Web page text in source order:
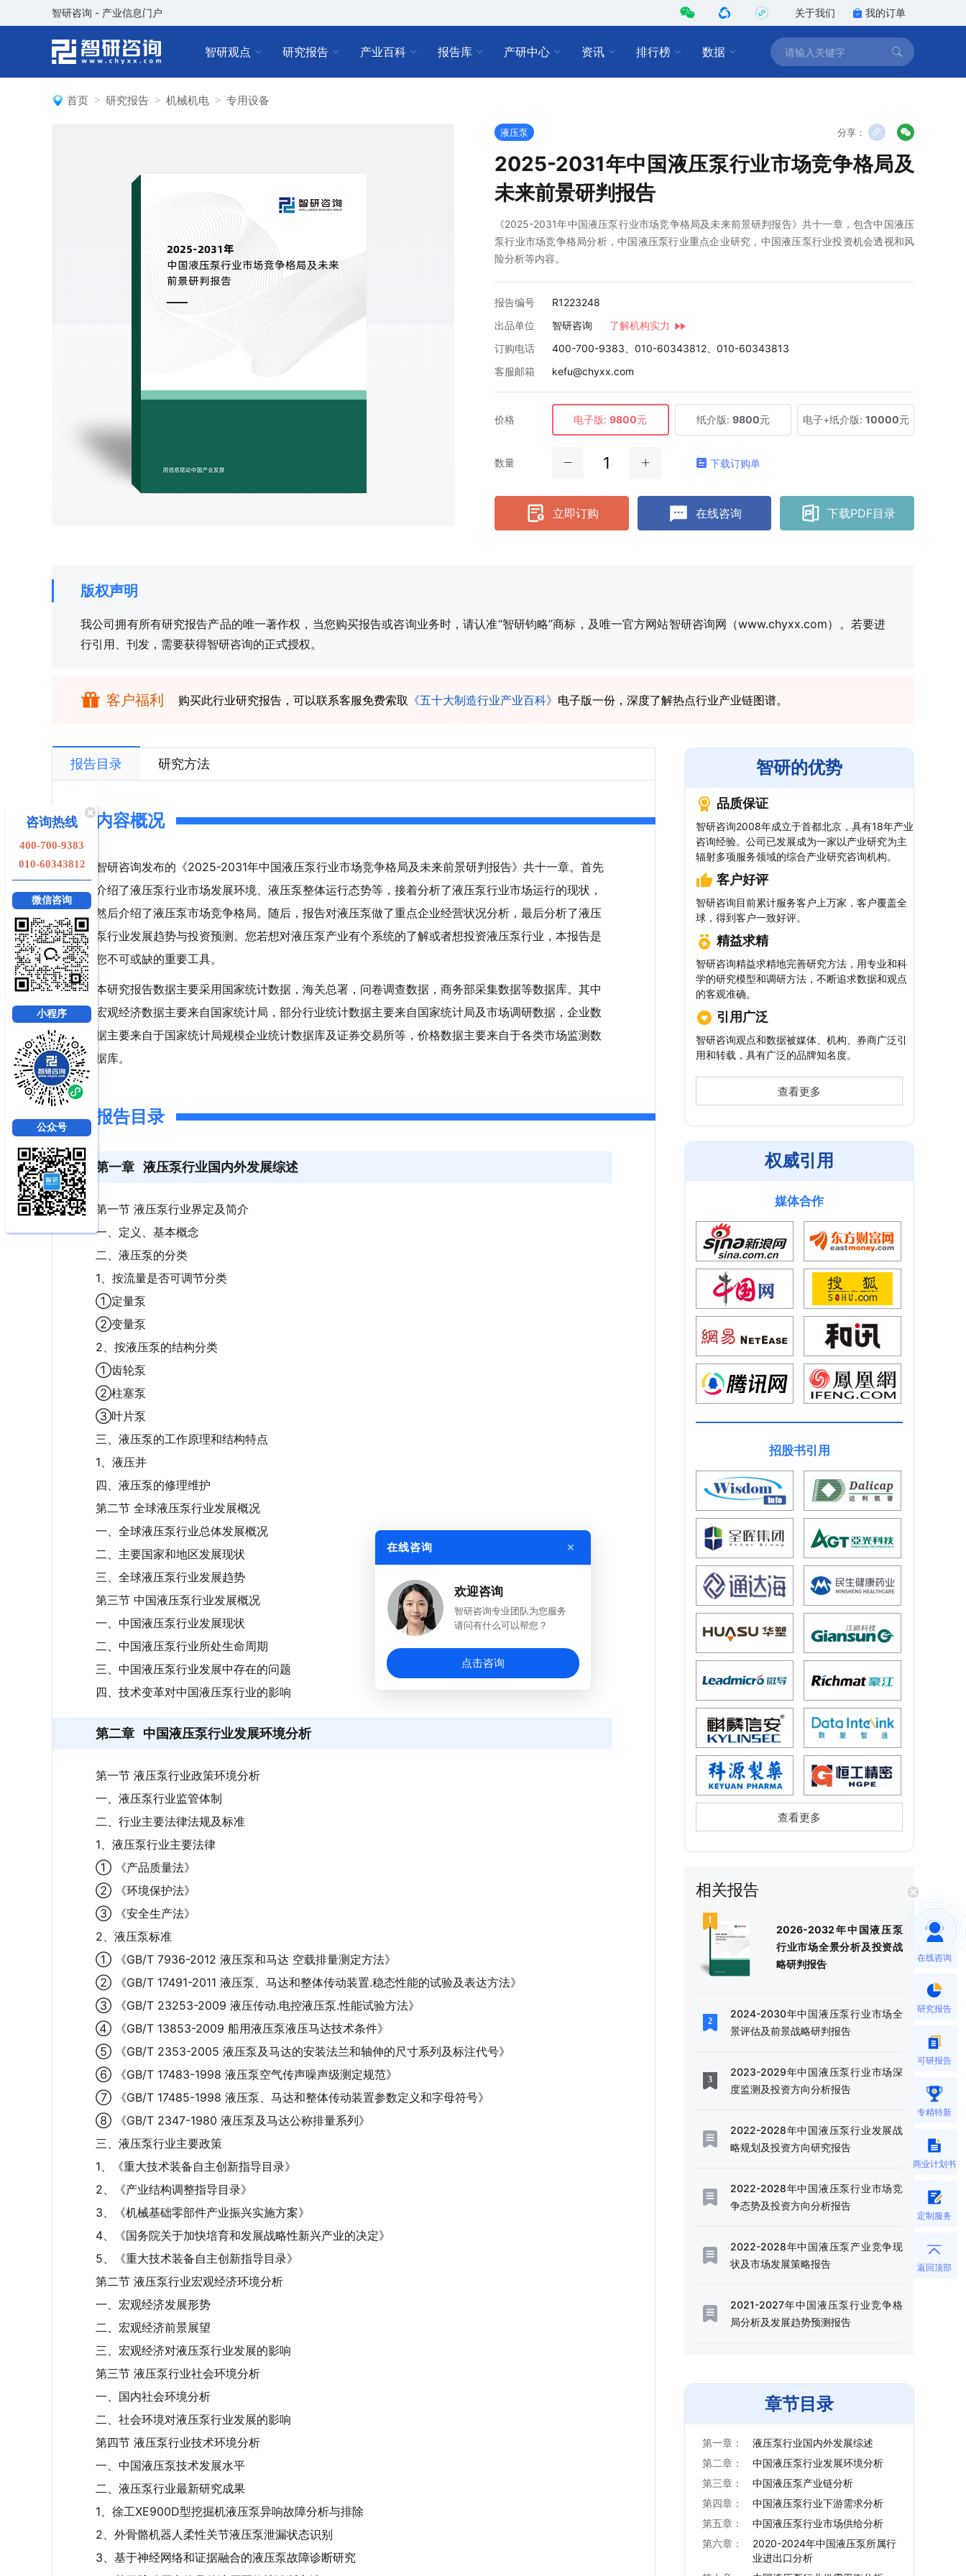
智研咨询 - 产业信息门户 关于我们 我的订单
智研观点 研究报告 产业百科 报告库 产研中心 资讯 排行榜 数据
首页 研究报告 机械机电 专用设备
液压泵 分享：
2025-2031年中国液压泵行业市场竞争格局及
未来前景研判报告
《2025-2031年中国液压泵行业市场竞争格局及未来前景研判报告》共十一章，包含中国液压
泵行业市场竞争格局分析，中国液压泵行业重点企业研究，中国液压泵行业投资机会透视和风
险分析等内容。
报告编号
R1223248
出品单位
智研咨询
了解机构实力
订购电话
400-700-9383、010-60343812、010-60343813
客服邮箱
kefu@chyxx.com
价格 电子版: 9800元 纸介版: 9800元 电子+纸介版: 10000元
数量 下载订购单
立即订购 在线咨询 下载PDF目录
版权声明
我公司拥有所有研究报告产品的唯一著作权，当您购买报告或咨询业务时，请认准“智研钧略”商标，及唯一官方网站智研咨询网（www.chyxx.com）。若要进
行引用、刊发，需要获得智研咨询的正式授权。
客户福利 购买此行业研究报告，可以联系客服免费索取 《五十大制造行业产业百科》 电子版一份，深度了解热点行业产业链图谱。
报告目录 研究方法
内容概况
智研咨询发布的《2025-2031年中国液压泵行业市场竞争格局及未来前景研判报告》共十一章。首先
介绍了液压泵行业市场发展环境、液压泵整体运行态势等，接着分析了液压泵行业市场运行的现状，
然后介绍了液压泵市场竞争格局。随后，报告对液压泵做了重点企业经营状况分析，最后分析了液压
泵行业发展趋势与投资预测。您若想对液压泵产业有个系统的了解或者想投资液压泵行业，本报告是
您不可或缺的重要工具。
本研究报告数据主要采用国家统计数据，海关总署，问卷调查数据，商务部采集数据等数据库。其中
宏观经济数据主要来自国家统计局，部分行业统计数据主要来自国家统计局及市场调研数据，企业数
据主要来自于国家统计局规模企业统计数据库及证券交易所等，价格数据主要来自于各类市场监测数
据库。
报告目录
第一章 液压泵行业国内外发展综述
第一节 液压泵行业界定及简介
一、定义、基本概念
二、液压泵的分类
1、按流量是否可调节分类
①定量泵
②变量泵
2、按液压泵的结构分类
①齿轮泵
②柱塞泵
③叶片泵
三、液压泵的工作原理和结构特点
1、液压并
四、液压泵的修理维护
第二节 全球液压泵行业发展概况
一、全球液压泵行业总体发展概况
二、主要国家和地区发展现状
三、全球液压泵行业发展趋势
第三节 中国液压泵行业发展概况
一、中国液压泵行业发展现状
二、中国液压泵行业所处生命周期
三、中国液压泵行业发展中存在的问题
四、技术变革对中国液压泵行业的影响
第二章 中国液压泵行业发展环境分析
第一节 液压泵行业政策环境分析
一、液压泵行业监管体制
二、行业主要法律法规及标准
1、液压泵行业主要法律
① 《产品质量法》
② 《环境保护法》
③ 《安全生产法》
2、液压泵标准
① 《GB/T 7936-2012 液压泵和马达 空载排量测定方法》
② 《GB/T 17491-2011 液压泵、马达和整体传动装置.稳态性能的试验及表达方法》
③ 《GB/T 23253-2009 液压传动.电控液压泵.性能试验方法》
④ 《GB/T 13853-2009 船用液压泵液压马达技术条件》
⑤ 《GB/T 2353-2005 液压泵及马达的安装法兰和轴伸的尺寸系列及标注代号》
⑥ 《GB/T 17483-1998 液压泵空气传声噪声级测定规范》
⑦ 《GB/T 17485-1998 液压泵、马达和整体传动装置参数定义和字母符号》
⑧ 《GB/T 2347-1980 液压泵及马达公称排量系列》
三、液压泵行业主要政策
1、《重大技术装备自主创新指导目录》
2、《产业结构调整指导目录》
3、《机械基础零部件产业振兴实施方案》
4、《国务院关于加快培育和发展战略性新兴产业的决定》
5、《重大技术装备自主创新指导目录》
第二节 液压泵行业宏观经济环境分析
一、宏观经济发展形势
二、宏观经济前景展望
三、宏观经济对液压泵行业发展的影响
第三节 液压泵行业社会环境分析
一、国内社会环境分析
二、社会环境对液压泵行业发展的影响
第四节 液压泵行业技术环境分析
一、中国液压泵技术发展水平
二、液压泵行业最新研究成果
1、徐工XE900D型挖掘机液压泵异响故障分析与排除
2、外骨骼机器人柔性关节液压泵泄漏状态识别
3、基于神经网络和证据融合的液压泵故障诊断研究
智研的优势
品质保证
智研咨询2008年成立于首都北京，具有18年产业
咨询经验。公司已发展成为一家以产业研究为主
辐射多项服务领域的综合产业研究咨询机构。
客户好评
智研咨询目前累计服务客户上万家，客户覆盖全
球，得到客户一致好评。
精益求精
智研咨询精益求精地完善研究方法，用专业和科
学的研究模型和调研方法，不断追求数据和观点
的客观准确。
引用广泛
智研咨询观点和数据被媒体、机构、券商广泛引
用和转载，具有广泛的品牌知名度。
查看更多
权威引用
媒体合作
招股书引用
查看更多
相关报告
2026-2032年中国液压泵
行业市场全景分析及投资战
略研判报告
2024-2030年中国液压泵行业市场全
景评估及前景战略研判报告
2023-2029年中国液压泵行业市场深
度监测及投资方向分析报告
2022-2028年中国液压泵行业发展战
略规划及投资方向研究报告
2022-2028年中国液压泵行业市场竞
争态势及投资方向分析报告
2022-2028年中国液压泵产业竞争现
状及市场发展策略报告
2021-2027年中国液压泵行业竞争格
局分析及发展趋势预测报告
章节目录
第一章：
液压泵行业国内外发展综述
第二章：
中国液压泵行业发展环境分析
第三章：
中国液压泵产业链分析
第四章：
中国液压泵行业下游需求分析
第五章：
中国液压泵行业市场供给分析
第六章：
2020-2024年中国液压泵所属行
业进出口分析
在线咨询
研究报告
可研报告
专精特新
商业计划书
定制服务
返回顶部
在线咨询 ×
欢迎咨询
智研咨询专业团队为您服务
请问有什么可以帮您？
点击咨询
咨询热线
400-700-9383
010-60343812
微信咨询
小程序
公众号